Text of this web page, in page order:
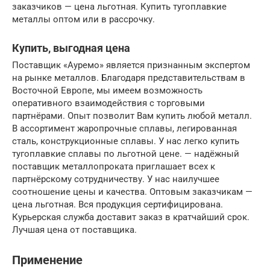
заказчиков — цена льготная. Купить тугоплавкие
металлы оптом или в рассрочку.
Купить, выгодная цена
Поставщик «Ауремо» является признанным экспертом
на рынке металлов. Благодаря представительствам в
Восточной Европе, мы имеем возможность
оперативного взаимодействия с торговыми
партнёрами. Опыт позволит Вам купить любой металл.
В ассортимент жаропрочные сплавы, легированная
сталь, конструкционные сплавы. У нас легко купить
тугоплавкие сплавы по льготной цене. — надёжный
поставщик металлопроката приглашает всех к
партнёрскому сотрудничеству. У нас наилучшее
соотношение цены и качества. Оптовым заказчикам —
цена льготная. Вся продукция сертифицирована.
Курьерская служба доставит заказ в кратчайший срок.
Лучшая цена от поставщика.
Применение